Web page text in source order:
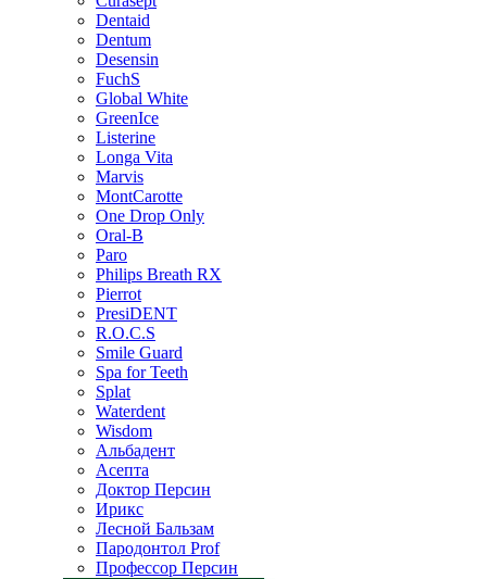
Dentaid
Dentum
Desensin
FuchS
Global White
GreenIce
Listerine
Longa Vita
Marvis
MontCarotte
One Drop Only
Oral-B
Paro
Philips Breath RX
Pierrot
PresiDENT
R.O.C.S
Smile Guard
Spa for Teeth
Splat
Waterdent
Wisdom
Альбадент
Асепта
Доктор Персин
Ирикс
Лесной Бальзам
Пародонтол Prof
Профессор Персин